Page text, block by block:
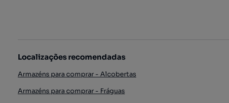
Localizações recomendadas
Armazéns para comprar - Alcobertas
Armazéns para comprar - Fráguas